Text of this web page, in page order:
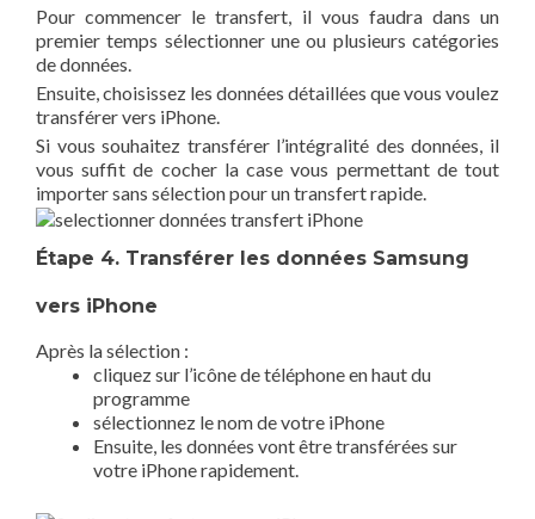
Pour commencer le transfert, il vous faudra dans un
premier temps sélectionner une ou plusieurs catégories
de données.
Ensuite, choisissez les données détaillées que vous voulez
transférer vers iPhone.
Si vous souhaitez transférer l’intégralité des données, il
vous suffit de cocher la case vous permettant de tout
importer sans sélection pour un transfert rapide.
Étape 4. Transférer les données Samsung
vers iPhone
Après la sélection :
cliquez sur l’icône de téléphone en haut du
programme
sélectionnez le nom de votre iPhone
Ensuite, les données vont être transférées sur
votre iPhone rapidement.